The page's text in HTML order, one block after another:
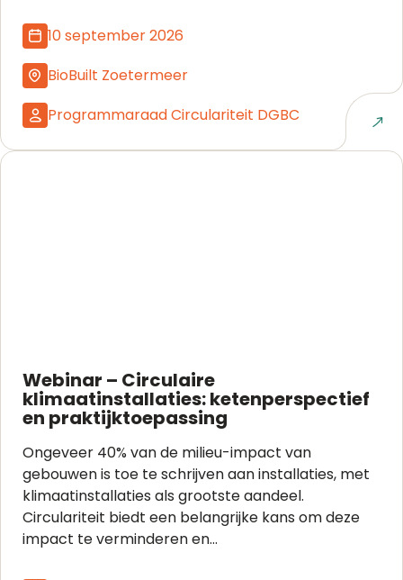
10 september 2026
BioBuilt Zoetermeer
Programmaraad Circulariteit DGBCNaar event
Webinar – Circulaire
klimaatinstallaties: ketenperspectief
en praktijktoepassing
Ongeveer 40% van de milieu-impact van
gebouwen is toe te schrijven aan installaties, met
klimaatinstallaties als grootste aandeel.
Circulariteit biedt een belangrijke kans om deze
impact te verminderen en...